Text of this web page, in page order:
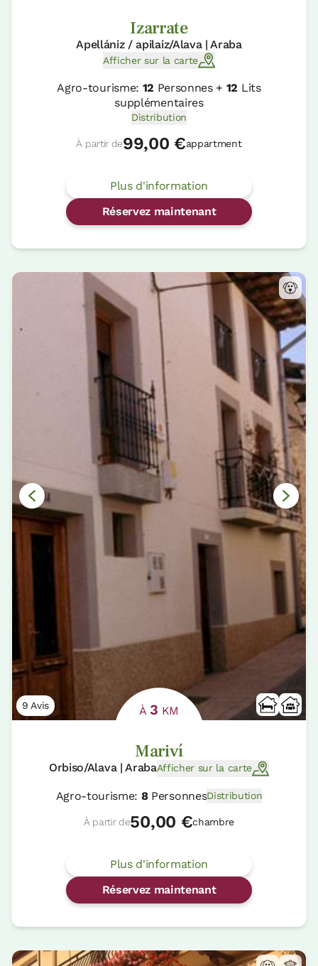
Izarrate
Apellániz / apilaiz/Alava | Araba
Afficher sur la carte
Agro-tourisme: 12 Personnes + 12 Lits
supplémentaires
Distribution
À partir de99,00 €appartment
Plus d'information
Réservez maintenant
9 Avis À 3 KM
Mariví
Orbiso/Alava | ArabaAfficher sur la carte
Agro-tourisme: 8PersonnesDistribution
À partir de50,00 €chambre
Plus d'information
Réservez maintenant